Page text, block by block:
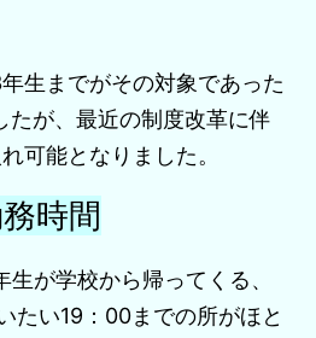
生までがその対象であった
たが、最近の制度改革に伴
可能となりました。
時間
が学校から帰ってくる、
たい19：00までの所がほと